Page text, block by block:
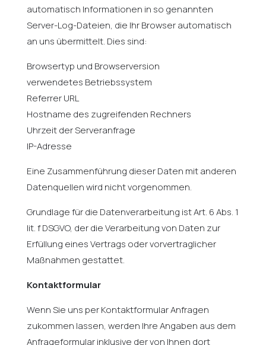
automatisch Informationen in so genannten
Server-Log-Dateien, die Ihr Browser automatisch
an uns übermittelt. Dies sind:
Browsertyp und Browserversion
verwendetes Betriebssystem
Referrer URL
Hostname des zugreifenden Rechners
Uhrzeit der Serveranfrage
IP-Adresse
Eine Zusammenführung dieser Daten mit anderen
Datenquellen wird nicht vorgenommen.
Grundlage für die Datenverarbeitung ist Art. 6 Abs. 1
lit. f DSGVO, der die Verarbeitung von Daten zur
Erfüllung eines Vertrags oder vorvertraglicher
Maßnahmen gestattet.
Kontaktformular
Wenn Sie uns per Kontaktformular Anfragen
zukommen lassen, werden Ihre Angaben aus dem
Anfrageformular inklusive der von Ihnen dort